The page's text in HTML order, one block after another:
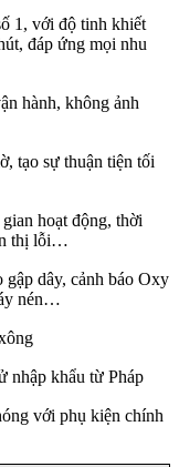
1, với độ tinh khiết
đáp ứng mọi nhu
hành, không ảnh
tạo sự thuận tiện tối
hoạt động, thời
thị lỗi…
gập dây, cảnh báo Oxy
nén…
nhập khẩu từ Pháp
với phụ kiện chính